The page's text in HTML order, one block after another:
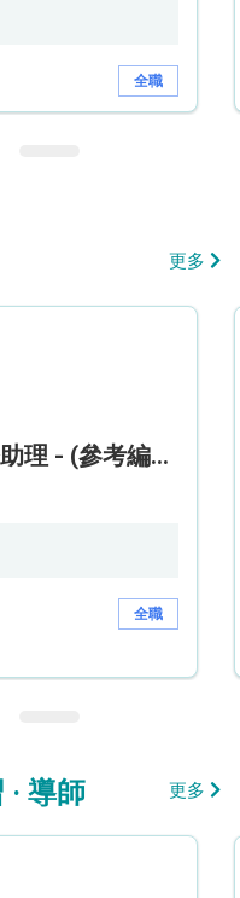
全職
更多
招聘日 - 三級病人服務助理 - (參考編號: HKWCS260107)
全職
· 導師 更多